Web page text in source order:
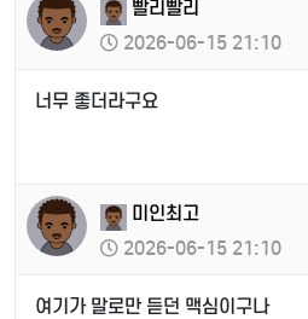
빨리빨리
2026-06-15 21:10
너무 좋더라구요
미인최고
2026-06-15 21:10
여기가 말로만 듣던 맥심이구나